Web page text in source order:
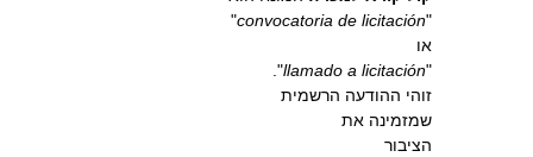
"
convocatoria de licitación
"
או
"
llamado a licitación
".
זוהי ההודעה הרשמית
שמזמינה את
הציבור